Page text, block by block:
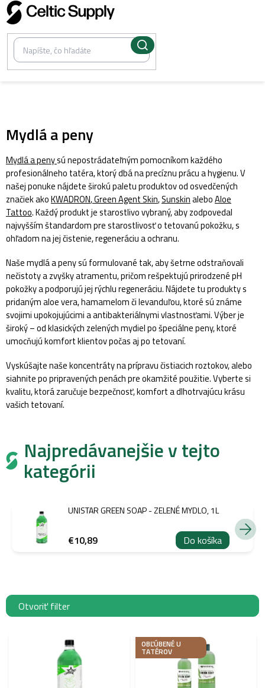
Prejsť
na
obsah
Mydlá a peny
Mydlá a penysú nepostrádateľným pomocníkom každého
profesionálneho tatéra, ktorý dbá na precíznu prácu a hygienu. V
našej ponuke nájdete širokú paletu produktov od osvedčených
značiek akoKWADRON,Green Agent Skin,SunskinaleboAloe
Tattoo. Každý produkt je starostlivo vybraný, aby zodpovedal
najvyšším štandardom pre starostlivosť o tetovanú pokožku, s
ohľadom na jej čistenie, regeneráciu a ochranu.
Naše mydlá a peny sú formulované tak, aby šetrne odstraňovali
nečistoty a zvyšky atramentu, pričom rešpektujú prirodzené pH
pokožky a podporujú jej rýchlu regeneráciu. Nájdete tu produkty s
pridaným aloe vera, hamamelom či levanduľou, ktoré sú známe
svojimi upokojujúcimi a antibakteriálnymi vlastnosťami. Výber je
široký – od klasických zelených mydiel po špeciálne peny, ktoré
umocňujú komfort klientov počas aj po tetovaní.
Vyskúšajte naše koncentráty na prípravu čistiacich roztokov, alebo
siahnite po pripravených penách pre okamžité použitie. Vyberte si
kvalitu, ktorá zaručuje bezpečnosť, komfort a dlhotrvajúcu krásu
vašich tetovaní.
Najpredávanejšie v tejto
kategórii
UNISTAR GREEN SOAP - ZELENÉ MYDLO, 1L
€10,89 Do košíka
Otvoriť filter
OBĽÚBENÉ U
TATÉROV